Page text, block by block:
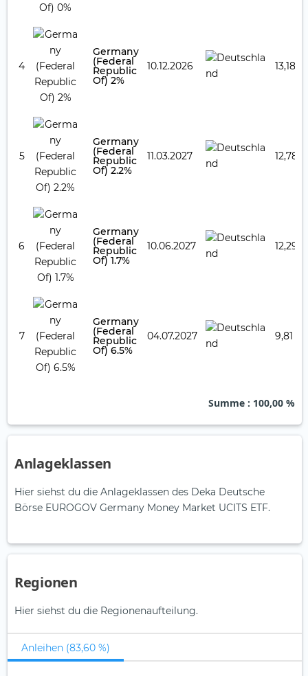
4
Germany
(Federal
Republic
Of) 2%
10.12.2026 13,18 %
5
Germany
(Federal
Republic
Of) 2.2%
11.03.2027 12,78 %
6
Germany
(Federal
Republic
Of) 1.7%
10.06.2027 12,29 %
7
Germany
(Federal
Republic
Of) 6.5%
04.07.2027 9,81 %
Summe : 100,00 %
Anlageklassen
Hier siehst du die Anlageklassen des Deka Deutsche
Börse EUROGOV Germany Money Market UCITS ETF.
Regionen
Hier siehst du die Regionenaufteilung.
Anleihen (83,60 %)